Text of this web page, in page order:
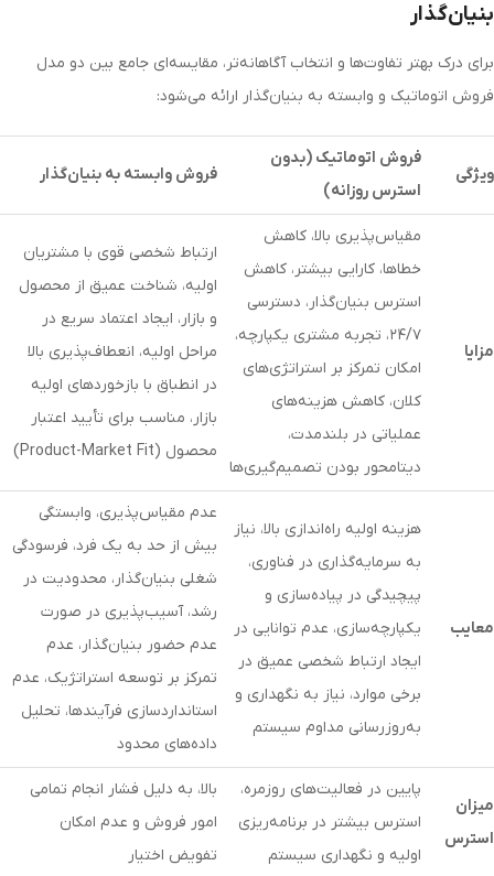
بنیان‌گذار
برای درک بهتر تفاوت‌ها و انتخاب آگاهانه‌تر، مقایسه‌ای جامع بین دو مدل
فروش اتوماتیک و وابسته به بنیان‌گذار ارائه می‌شود:
ویژگی
فروش اتوماتیک (بدون
استرس روزانه)
فروش وابسته به بنیان‌گذار
مزایا
مقیاس‌پذیری بالا، کاهش
خطاها، کارایی بیشتر، کاهش
استرس بنیان‌گذار، دسترسی
۲۴/۷، تجربه مشتری یکپارچه،
امکان تمرکز بر استراتژی‌های
کلان، کاهش هزینه‌های
عملیاتی در بلندمدت،
دیتامحور بودن تصمیم‌گیری‌ها
ارتباط شخصی قوی با مشتریان
اولیه، شناخت عمیق از محصول
و بازار، ایجاد اعتماد سریع در
مراحل اولیه، انعطاف‌پذیری بالا
در انطباق با بازخوردهای اولیه
بازار، مناسب برای تأیید اعتبار
محصول (Product-Market Fit)
معایب
هزینه اولیه راه‌اندازی بالا، نیاز
به سرمایه‌گذاری در فناوری،
پیچیدگی در پیاده‌سازی و
یکپارچه‌سازی، عدم توانایی در
ایجاد ارتباط شخصی عمیق در
برخی موارد، نیاز به نگهداری و
به‌روزرسانی مداوم سیستم
عدم مقیاس‌پذیری، وابستگی
بیش از حد به یک فرد، فرسودگی
شغلی بنیان‌گذار، محدودیت در
رشد، آسیب‌پذیری در صورت
عدم حضور بنیان‌گذار، عدم
تمرکز بر توسعه استراتژیک، عدم
استانداردسازی فرآیندها، تحلیل
داده‌های محدود
میزان
استرس
پایین در فعالیت‌های روزمره،
استرس بیشتر در برنامه‌ریزی
اولیه و نگهداری سیستم
بالا، به دلیل فشار انجام تمامی
امور فروش و عدم امکان
تفویض اختیار